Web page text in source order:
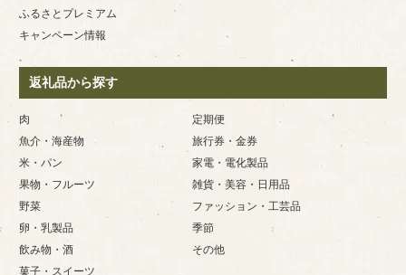
ふるさとプレミアム
キャンペーン情報
返礼品から探す
肉
魚介・海産物
米・パン
果物・フルーツ
野菜
卵・乳製品
飲み物・酒
菓子・スイーツ
定期便
旅行券・金券
家電・電化製品
雑貨・美容・日用品
ファッション・工芸品
季節
その他